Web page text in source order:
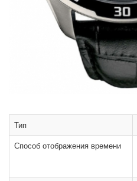
Тип
Способ отображения времени